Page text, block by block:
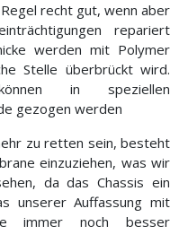
recht gut, wenn aber
repariert
werden mit Polymer
Stelle überbrückt wird.
in speziellen
gezogen werden
zu retten sein, besteht
einzuziehen, was wir
da das Chassis ein
unserer Auffassung mit
immer noch besser